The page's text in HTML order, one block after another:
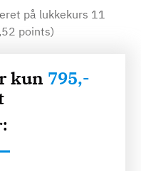
på lukkekurs 11
points)
kun 795,-